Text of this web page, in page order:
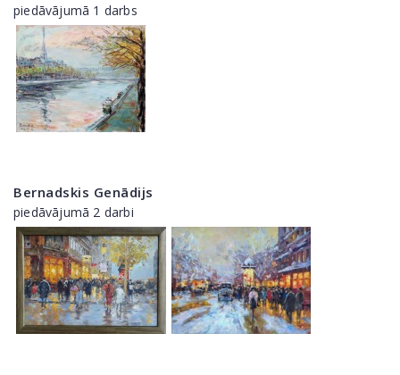
piedāvājumā 1 darbs
Bernadskis Genādijs
piedāvājumā 2 darbi